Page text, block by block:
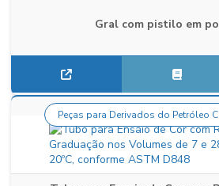
Gral com pistilo em
Peças para Derivados do Petróleo